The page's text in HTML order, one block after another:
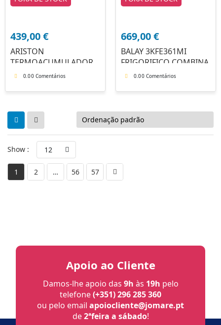
439,00€
ARISTON
TERMOACUMULADOR
PROB 150
0.00 Comentários
669,00€
BALAY 3KFE361MI
FRIGORIFICO COMBINA
0.00 Comentários
Show : 12
1 2 … 56 57
Apoio ao Cliente
Damos-lhe apoio das 9h às 19h pelo
telefone(+351) 296 285 360
ou pelo email apoiocliente@jomare.pt
de2ªfeira a sábado!